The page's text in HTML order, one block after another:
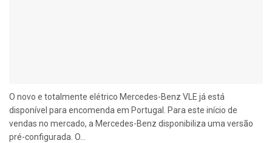
O novo e totalmente elétrico Mercedes-Benz VLE já está
disponível para encomenda em Portugal. Para este início de
vendas no mercado, a Mercedes-Benz disponibiliza uma versão
pré-configurada. O...